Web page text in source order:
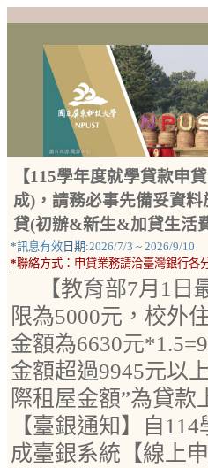
【115學年度就學貸款申
成)，請務必事先備妥資
貸(初辦&新生&加貸生活
*訊息有效 日期:2026/7/3 ~ 2026/9/10
*聯絡方式： 申貸業務請洽臺灣銀行各
【教育部7月1
限為5000元，校外
金額為6630元
金額超過9945元以
際租屋金額”為貸款
【臺銀通知】自
成臺銀系統【線上